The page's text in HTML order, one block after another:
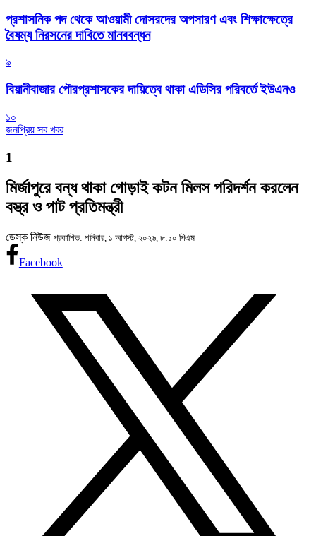
প্রশাসনিক পদ থেকে আওয়ামী দোসরদের অপসারণ এবং শিক্ষাক্ষেত্রে
বৈষম্য নিরসনের দাবিতে মানববন্ধন
৯
বিয়ানীবাজার পৌরপ্রশাসকের দায়িত্বে থাকা এডিসির পরিবর্তে ইউএনও
১০
জনপ্রিয় সব খবর
1
মির্জাপুরে বন্ধ থাকা গোড়াই কটন মিলস পরিদর্শন করলেন
বস্ত্র ও পাট প্রতিমন্ত্রী
ডেস্ক নিউজ প্রকাশিত: শনিবার, ১ আগস্ট, ২০২৬, ৮:১০ পিএম
Facebook